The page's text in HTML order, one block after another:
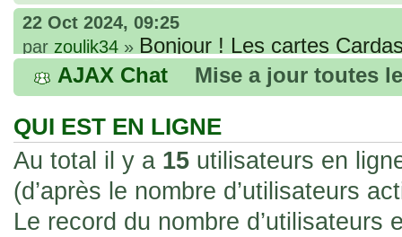
22 Oct 2024, 09:25
par zoulik34 » Bonjour ! Les cartes
que vous avez commandées, sont
fines et souples. Cela fait partie de
les rend faciles à manipuler et à
sur l'authenticité ou la qualité de votre
avec d'autres cartes de la même série
collectionneurs. Mais en règle
fait normal pour ce type de carte.
AJAX Chat Mise a jour toutes
QUI EST EN LIGNE
Au total il y a 15 utilisateurs en
(d’après le nombre d’utilisateurs
Le record du nombre d’utilisateurs